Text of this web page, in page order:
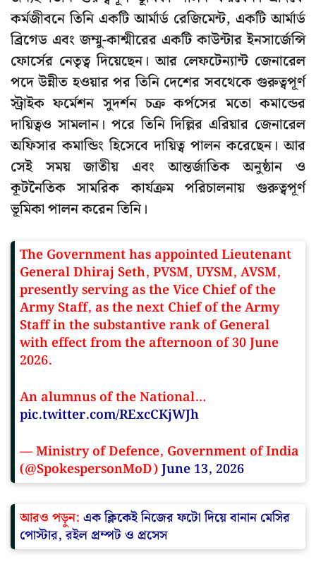
কর্মজীবনে তিনি একটি আর্মার্ড রেজিমেন্ট, একটি আর্মার্ড
ব্রিগেড এবং জম্মু-কাশ্মীরের একটি কাউন্টার ইনসার্জেন্সি
ফোর্সের নেতৃত্ব দিয়েছেন। আর লেফটেন্যান্ট জেনারেল
পদে উন্নীত হওয়ার পর তিনি দেশের সবথেকে গুরুত্বপূর্ণ
স্ট্রাইক ফর্মেশন সুদর্শন চক্র কর্পসের মতো কমান্ডের
দায়িত্বও সামলান। পরে তিনি দিল্লির এরিয়ার জেনারেল
অফিসার কমান্ডিং হিসেবে দায়িত্ব পালন করেছেন। আর
সেই সময় জাতীয় এবং আন্তর্জাতিক অনুষ্ঠান ও
কূটনৈতিক সামরিক কার্যক্রম পরিচালনায় গুরুত্বপূর্ণ
ভূমিকা পালন করেন তিনি।
The Government has appointed Lieutenant
General Dhiraj Seth, PVSM, UYSM, AVSM,
presently serving as the Vice Chief of the
Army Staff, as the next Chief of the Army
Staff in the substantive rank of General
with effect from the afternoon of 30 June
2026.
An alumnus of the National…
pic.twitter.com/RExcCKjWJh
— Ministry of Defence, Government of India
(@SpokespersonMoD) June 13, 2026
আরও পড়ুন: এক ক্লিকেই নিজের ফটো দিয়ে বানান মেসির
পোস্টার, রইল প্রম্পট ও প্রসেস